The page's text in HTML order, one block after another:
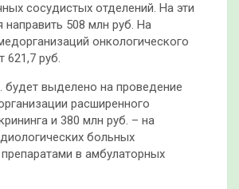
сосудистых отделений. На эти
направить 508 млн руб. На
онкологического
621,7 руб.
будет выделено на проведение
расширенного
и 380 млн руб. – на
больных
в амбулаторных